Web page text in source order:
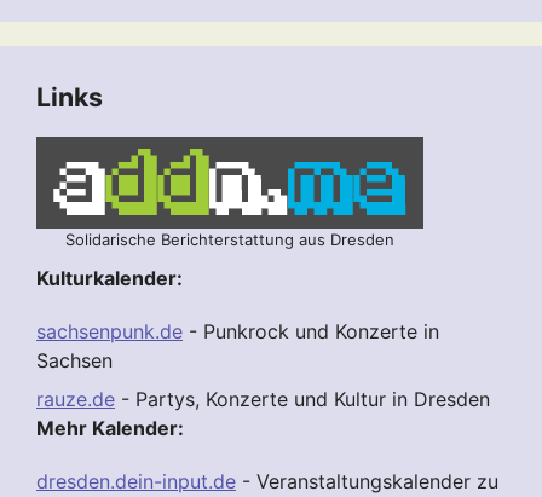
Links
Solidarische Berichterstattung aus Dresden
Kulturkalender:
sachsenpunk.de - Punkrock und Konzerte in
Sachsen
rauze.de - Partys, Konzerte und Kultur in Dresden
Mehr Kalender:
dresden.dein-input.de - Veranstaltungskalender zu